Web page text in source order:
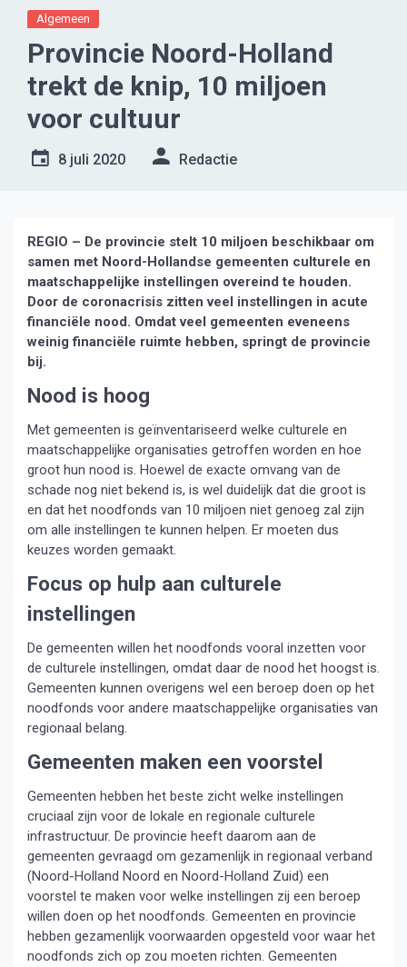
Algemeen
Provincie Noord-Holland
trekt de knip, 10 miljoen
voor cultuur
8 juli 2020 Redactie
REGIO – De provincie stelt 10 miljoen beschikbaar om
samen met Noord-Hollandse gemeenten culturele en
maatschappelijke instellingen overeind te houden.
Door de coronacrisis zitten veel instellingen in acute
financiële nood. Omdat veel gemeenten eveneens
weinig financiële ruimte hebben, springt de provincie
bij.
Nood is hoog
Met gemeenten is geïnventariseerd welke culturele en
maatschappelijke organisaties getroffen worden en hoe
groot hun nood is. Hoewel de exacte omvang van de
schade nog niet bekend is, is wel duidelijk dat die groot is
en dat het noodfonds van 10 miljoen niet genoeg zal zijn
om alle instellingen te kunnen helpen. Er moeten dus
keuzes worden gemaakt.
Focus op hulp aan culturele
instellingen
De gemeenten willen het noodfonds vooral inzetten voor
de culturele instellingen, omdat daar de nood het hoogst is.
Gemeenten kunnen overigens wel een beroep doen op het
noodfonds voor andere maatschappelijke organisaties van
regionaal belang.
Gemeenten maken een voorstel
Gemeenten hebben het beste zicht welke instellingen
cruciaal zijn voor de lokale en regionale culturele
infrastructuur. De provincie heeft daarom aan de
gemeenten gevraagd om gezamenlijk in regionaal verband
(Noord-Holland Noord en Noord-Holland Zuid) een
voorstel te maken voor welke instellingen zij een beroep
willen doen op het noodfonds. Gemeenten en provincie
hebben gezamenlijk voorwaarden opgesteld voor waar het
noodfonds zich op zou moeten richten. Gemeenten